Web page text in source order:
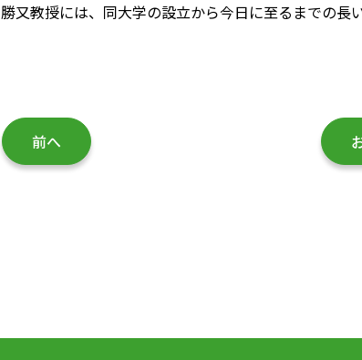
勝又教授には、同大学の設立から今日に至るまでの長
前へ